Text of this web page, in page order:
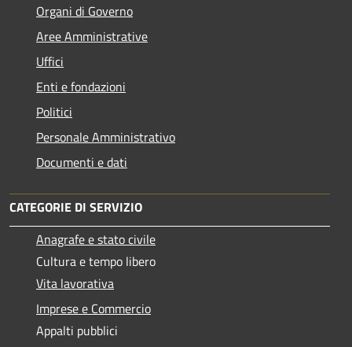
Organi di Governo
Aree Amministrative
Uffici
Enti e fondazioni
Politici
Personale Amministrativo
Documenti e dati
CATEGORIE DI SERVIZIO
Anagrafe e stato civile
Cultura e tempo libero
Vita lavorativa
Imprese e Commercio
Appalti pubblici